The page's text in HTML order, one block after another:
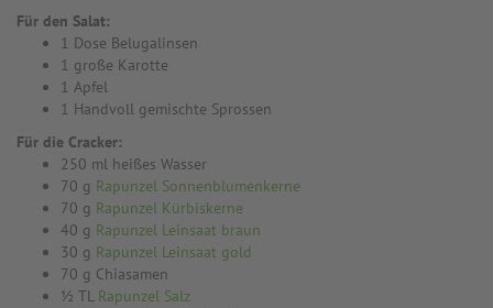
Für den Salat:
1 Dose Belugalinsen
1 große Karotte
1 Apfel
1 Handvoll gemischte Sprossen
Für die Cracker:
250 ml heißes Wasser
70 g Rapunzel Sonnenblumenkerne
70 g Rapunzel Kürbiskerne
40 g Rapunzel Leinsaat braun
30 g Rapunzel Leinsaat gold
70 g Chiasamen
½ TL Rapunzel Salz